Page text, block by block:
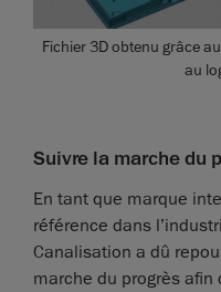
Fichier 3D obtenu grâce
au
Suivre la marche du
En tant que marque
référence dans
Canalisation a dû
marche du progrès afin